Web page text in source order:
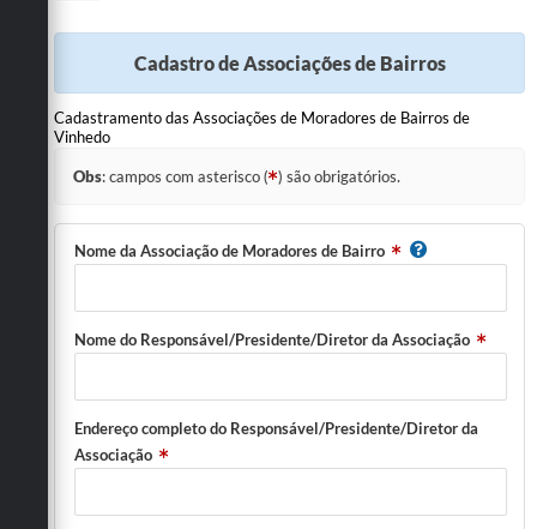
Diário Oficial
Defesa Civil
Sistema de Protocolo
Fala.BR
Cadastro de Associações de Bairros
Cadastramento das Associações de Moradores de Bairros de
Vinhedo
Obs: campos com asterisco ( ) são obrigatórios.
Nome da Associação de Moradores de Bairro
Nome do Responsável/Presidente/Diretor da Associação
Endereço completo do Responsável/Presidente/Diretor da
Associação